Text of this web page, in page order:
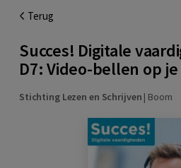
Terug
Succes! Digitale
D7: Video-bellen op
Stichting Lezen en Schrijven | Boom